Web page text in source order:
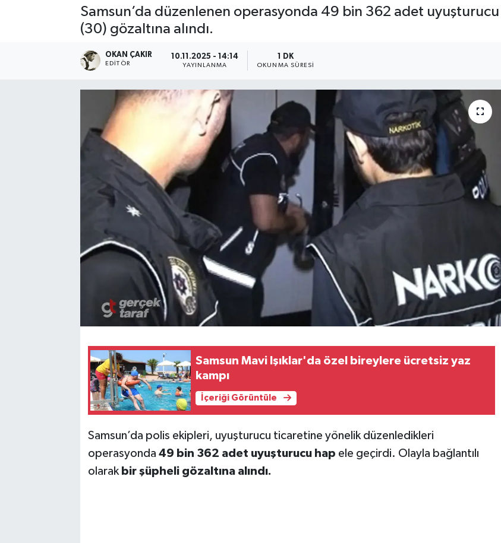
Samsun’da düzenlenen operasyonda 49 bin 362 adet
(30) gözaltına alındı.
OKAN ÇAKIR
EDITÖR
10.11.2025 - 14:14
YAYINLANMA
1 DK
OKUNMA SÜRESI
Samsun Mavi Işıklar'da özel bireylere ücretsiz yaz
kampı
İçeriği Görüntüle
Samsun’da polis ekipleri, uyuşturucu ticaretine yönelik düzenledikleri
operasyonda 49 bin 362 adet uyuşturucu hap ele geçirdi. Olayla bağlantılı
olarak bir şüpheli gözaltına alındı.